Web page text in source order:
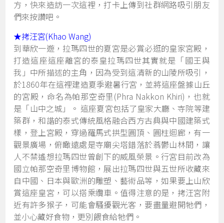
方，快來造訪一次這裡，打卡上傳到社群網路吸引朋友
們來按讚吧。
★拷汪宮(Khao Wang)
到華欣一遊，拉瑪四世的夏宮是必賞必逛的皇家宮殿，
打造這座這座離宮的泰皇拉瑪四世其實就是「國王與
我」中所描述的主角，因為受到這清新的山陵所吸引，
於1860年在這裡建造夏季避暑行宮，並將這座盤據山丘
的宮殿，命名為帕那空奇里(Phra Nakkon Khiri)，也就
是「山中之城」。 這座夏宮包括了皇家大廳、寺院等建
築群，和諧的泰式傳統風格融合西方古典與中國建築式
樣，登上宮殿，穿過羅馬式拱型圓頂、圓柱迴廊，有一
觀景廣場，俯瞰遠處是寺廟尖塔錯落於蓊鬱山林間，讓
人不禁遙想拉瑪四世曾創下的威風榮景。行宮目前改為
國立帕那空奇里博物館，展出拉瑪四世與五世所收藏來
自中國、日本與歐洲的雕塑、藝術品等，如果要上山欣
賞這座皇宮，可以搭乘纜車。值得注意的是，拷汪宮附
近有許多猴子，可能會騷擾觀光客，要盡量避開牠們，
並小心藏好食物，更別餵食給牠們。